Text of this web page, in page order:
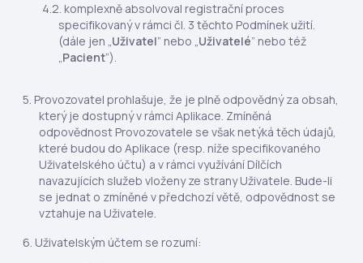
komplexně absolvoval registrační proces
specifikovaný v rámci čl. 3 těchto Podmínek užití.
(dále jen „Uživatel” nebo „Uživatelé” nebo též
„Pacient”).
Provozovatel prohlašuje, že je plně odpovědný za obsah,
který je dostupný v rámci Aplikace. Zmíněná
odpovědnost Provozovatele se však netýká těch údajů,
které budou do Aplikace (resp. níže specifikovaného
Uživatelského účtu) a v rámci využívání Dílčích
navazujících služeb vloženy ze strany Uživatele. Bude-li
se jednat o zmíněné v předchozí větě, odpovědnost se
vztahuje na Uživatele.
Uživatelským účtem se rozumí: